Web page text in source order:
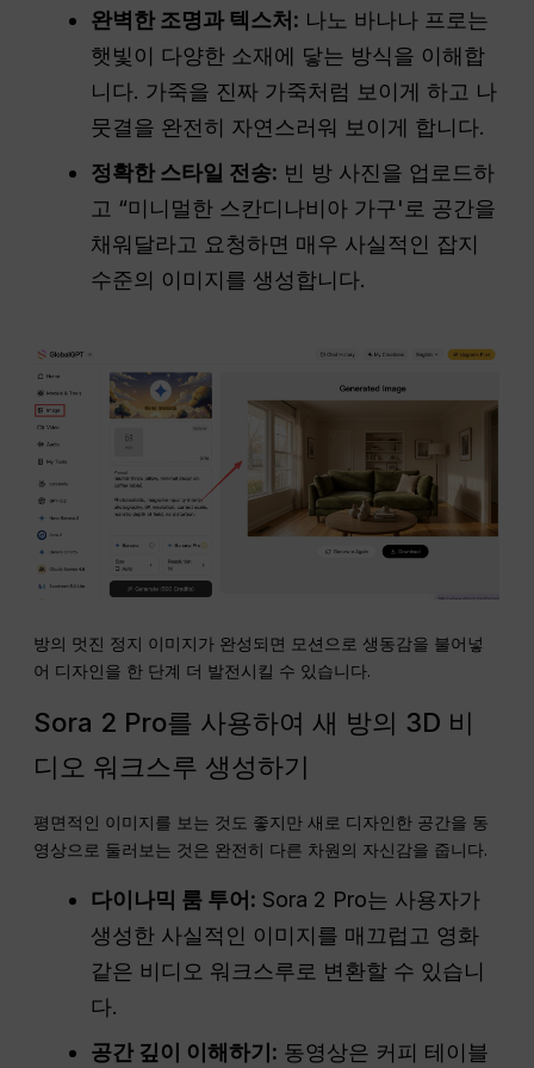
완벽한 조명과 텍스처: 나노 바나나 프로는
햇빛이 다양한 소재에 닿는 방식을 이해합
니다. 가죽을 진짜 가죽처럼 보이게 하고 나
뭇결을 완전히 자연스러워 보이게 합니다.
정확한 스타일 전송: 빈 방 사진을 업로드하
고 “미니멀한 스칸디나비아 가구'로 공간을
채워달라고 요청하면 매우 사실적인 잡지
수준의 이미지를 생성합니다.
방의 멋진 정지 이미지가 완성되면 모션으로 생동감을 불어넣
어 디자인을 한 단계 더 발전시킬 수 있습니다.
Sora 2 Pro를 사용하여 새 방의 3D 비
디오 워크스루 생성하기
평면적인 이미지를 보는 것도 좋지만 새로 디자인한 공간을 동
영상으로 둘러보는 것은 완전히 다른 차원의 자신감을 줍니다.
다이나믹 룸 투어: Sora 2 Pro는 사용자가
생성한 사실적인 이미지를 매끄럽고 영화
같은 비디오 워크스루로 변환할 수 있습니
다.
공간 깊이 이해하기: 동영상은 커피 테이블